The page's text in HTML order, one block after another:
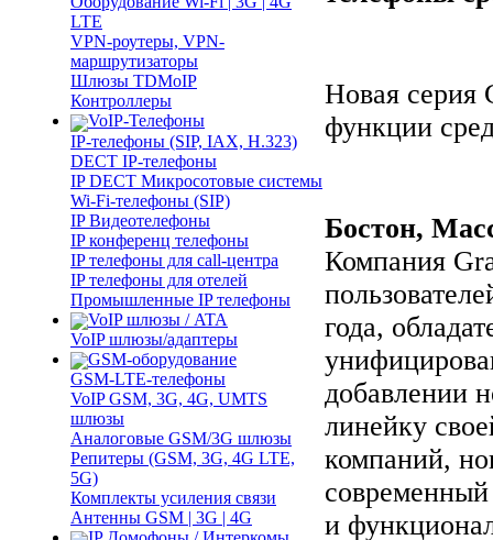
LTE
VPN-роутеры, VPN-
маршрутизаторы
Шлюзы TDMoIP
Контроллеры
VoIP-Телефоны
IP-телефоны (SIP, IAX, H.323)
DECT IP-телефоны
IP DECT Микросотовые системы
Wi-Fi-телефоны (SIP)
IP Видеотелефоны
IP конференц телефоны
IP телефоны для call-центра
IP телефоны для отелей
Промышленные IP телефоны
VoIP шлюзы / ATA
VoIP шлюзы/адаптеры
GSM-оборудование
GSM-LTE-телефоны
VoIP GSM, 3G, 4G, UMTS
шлюзы
Аналоговые GSM/3G шлюзы
Репитеры (GSM, 3G, 4G LTE,
5G)
Комплекты усиления связи
Антенны GSM | 3G | 4G
Новая серия
функции
Бостон,
Компания
года,
добавлении
линейку
компаний,
и